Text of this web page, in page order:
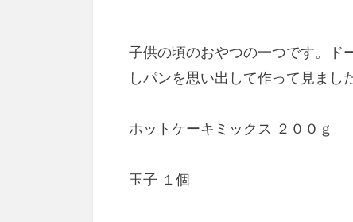
子供の頃のおやつの一つです。ド
しパンを思い出して作って見まし
ホットケーキミックス ２００ｇ
玉子 １個